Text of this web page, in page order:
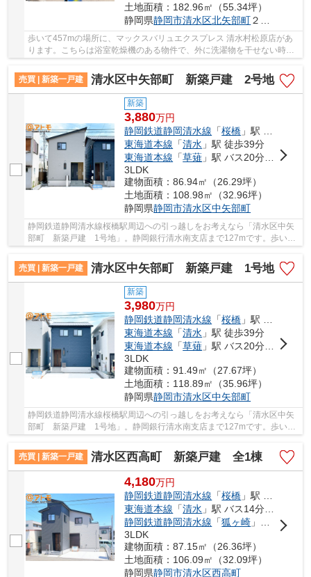
土地面積：182.96㎡（55.34坪）
静岡県静岡市清水区北矢部町２丁目
歩いて457mの場所に、マックスバリュエクスプレス 清水村松原店があ
ります。こちらは浴室乾燥機のある物件で、外に洗濯物を干せない時に
も役立ちます。来訪者の顔が確認できる、安心の...
売買 | 新築一戸建
清水区中矢部町 新築戸建 2号地
新築
3,880万円
静岡鉄道静岡清水線 「桜橋 」駅 徒歩19分
東海道本線 「清水 」駅 徒歩39分
東海道本線 「草薙 」駅 バス20分 「南矢部」 停歩8分
3LDK
建物面積：86.94㎡（26.29坪）
土地面積：108.98㎡（32.96坪）
静岡県静岡市清水区中矢部町
静岡鉄道静岡清水線桜橋駅周辺への引っ越しをお考えなら「清水区中矢
部町 新築戸建 1号地」。静岡銀行清水南支店まで127mです。歩いて
売買 | 新築一戸建
清水区中矢部町 新築戸建 1号地
新築
3,980万円
静岡鉄道静岡清水線 「桜橋 」駅 徒歩19分
東海道本線 「清水 」駅 徒歩39分
東海道本線 「草薙 」駅 バス20分 「南矢部」 停歩8分
3LDK
建物面積：91.49㎡（27.67坪）
土地面積：118.89㎡（35.96坪）
静岡県静岡市清水区中矢部町
静岡鉄道静岡清水線桜橋駅周辺への引っ越しをお考えなら「清水区中矢
部町 新築戸建 1号地」。静岡銀行清水南支店まで127mです。歩いて
売買 | 新築一戸建
清水区西高町 新築戸建 全1棟
4,180万円
静岡鉄道静岡清水線 「桜橋 」駅 徒歩11分
東海道本線 「清水 」駅 バス14分 「西高町」 停歩2分
静岡鉄道静岡清水線 「狐ヶ崎 」駅 徒歩17分
3LDK
建物面積：87.15㎡（26.36坪）
土地面積：106.09㎡（32.09坪）
静岡県静岡市清水区西高町